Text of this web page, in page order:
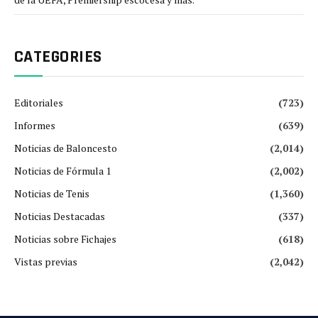
CATEGORIES
Editoriales
(723)
Informes
(639)
Noticias de Baloncesto
(2,014)
Noticias de Fórmula 1
(2,002)
Noticias de Tenis
(1,360)
Noticias Destacadas
(337)
Noticias sobre Fichajes
(618)
Vistas previas
(2,042)